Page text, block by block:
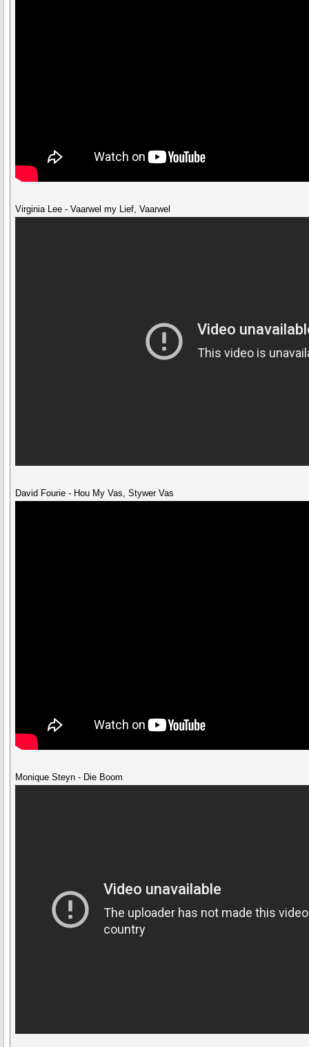
Virginia Lee - Vaarwel my Lief, Vaarwel
David Fourie - Hou My Vas, Stywer Vas
Monique Steyn - Die Boom